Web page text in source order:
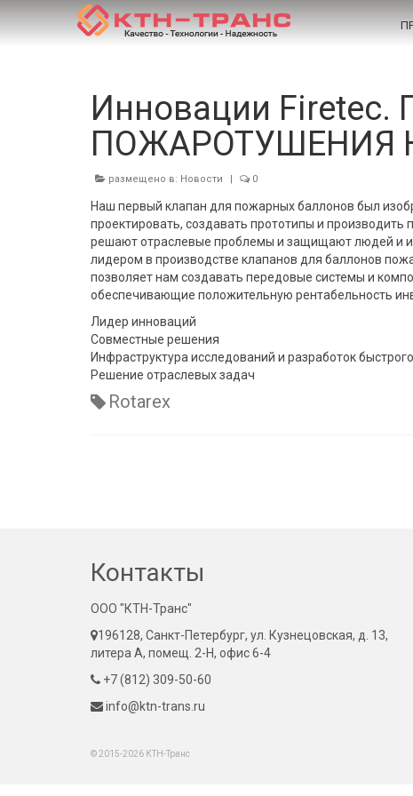
Инновации
ПОЖАРОТУШЕНИЯ
размещено в: Новости 0
Наш первый клапан для пожарных баллонов был
проектировать, создавать прототипы и
решают отраслевые проблемы и защищают людей и
лидером в производстве клапанов для баллонов
позволяет нам создавать передовые системы и
обеспечивающие положительную рентабельность
Лидер инноваций
Совместные решения
Инфраструктура исследований и разработок
Решение отраслевых задач
Rotarex
Контакты
ООО "КТН-Транс"
196128, Санкт-Петербург, ул. Кузнецовская, д. 13,
литера А, помещ. 2-Н, офис 6-4
+7 (812) 309-50-60
info@ktn-trans.ru
© 2015-2026 КТН-Транс